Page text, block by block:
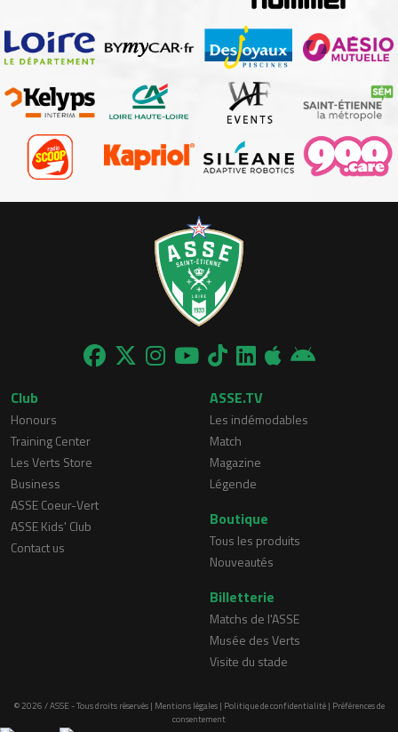
Club
Honours
Training Center
Les Verts Store
Business
ASSE Coeur-Vert
ASSE Kids' Club
Contact us
ASSE.TV
Les indémodables
Match
Magazine
Légende
Boutique
Tous les produits
Nouveautés
Billetterie
Matchs de l'ASSE
Musée des Verts
Visite du stade
© 2026 / ASSE - Tous droits réservés | Mentions légales| Politique de confidentialité| Préférences de
consentement